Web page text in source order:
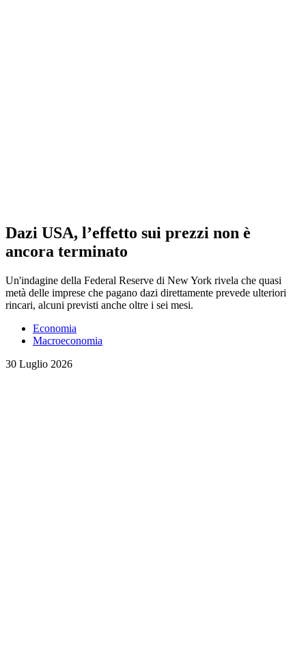
Dazi USA, l’effetto sui prezzi non è
ancora terminato
Un'indagine della Federal Reserve di New York rivela che quasi
metà delle imprese che pagano dazi direttamente prevede ulteriori
rincari, alcuni previsti anche oltre i sei mesi.
Economia
Macroeconomia
30 Luglio 2026